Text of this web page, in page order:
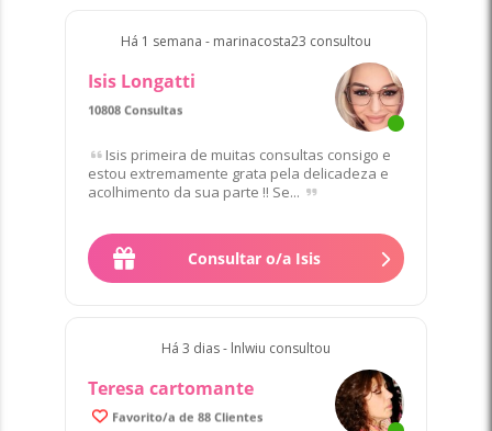
Há 1 semana - marinacosta23 consultou
Isis Longatti
10808 Consultas
Favorito/a de 103 Clientes
Isis primeira de muitas consultas consigo e
estou extremamente grata pela delicadeza e
acolhimento da sua parte !! Se...
Consultar o/a Isis
Há 3 dias - lnlwiu consultou
Teresa cartomante
99.6% de Clientes satisfeitos/as
Favorito/a de 88 Clientes